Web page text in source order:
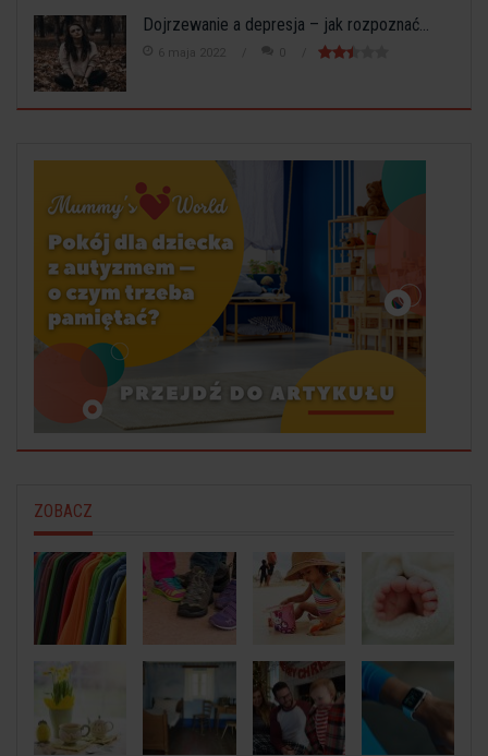
Dojrzewanie a depresja – jak rozpoznać...
6 maja 2022 0
ZOBACZ